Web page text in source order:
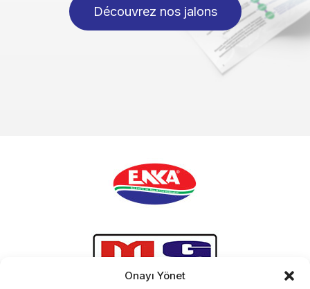
Onayı Yönet
Découvrez nos jalons